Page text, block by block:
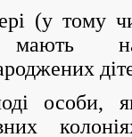
(у тому
особи,